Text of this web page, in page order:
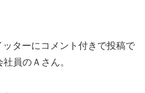
ターにコメント付きで投稿で
員のＡさん。